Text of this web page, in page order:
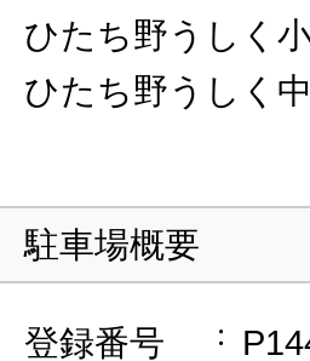
ひたち野うしく
ひたち野うしく
駐車場概要
登録番号